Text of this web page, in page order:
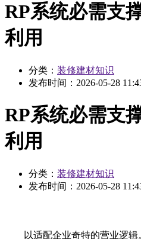
RP系统必需支
利用
分类： 装修建材知识
发布时间： 2026-05-28
RP系统必需支
利用
分类： 装修建材知识
发布时间： 2026-05-28
以适配企业奇特的营业逻辑